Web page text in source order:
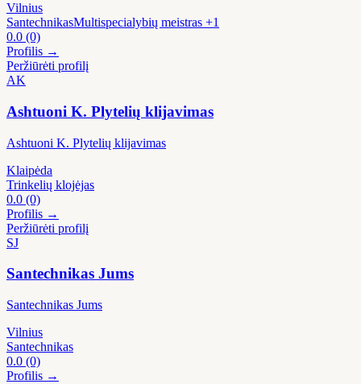
Vilnius
SantechnikasMultispecialybių meistras +1
0.0 (0)
Profilis →
Peržiūrėti profilį
AK
Ashtuoni K. Plytelių klijavimas
Ashtuoni K. Plytelių klijavimas
Klaipėda
Trinkelių klojėjas
0.0 (0)
Profilis →
Peržiūrėti profilį
SJ
Santechnikas Jums
Santechnikas Jums
Vilnius
Santechnikas
0.0 (0)
Profilis →